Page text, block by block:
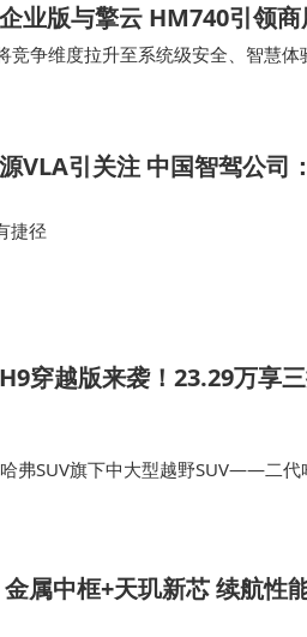
业版与擎云 HM740引领
争维度拉升至系统级安全、智慧
到端的掌控，它为政企客户提供了一
VLA引关注 中国智驾公司
捷径
穿越版来袭！23.29万享
弗SUV旗下中大型越野SUV——二代
25.79万元，限时优惠换新价23.29
属中框+天玑新芯 续航性